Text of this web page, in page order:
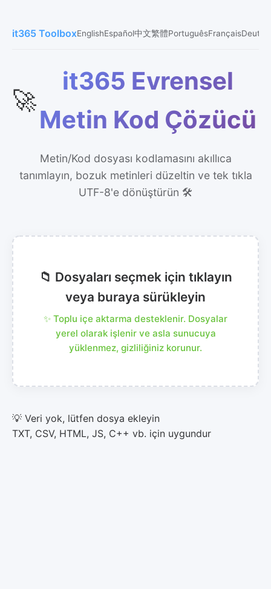
it365 ToolboxEnglishEspañol中文繁體PortuguêsFrançais
🚀
it365 Evrensel
Metin Kod Çözücü
Metin/Kod dosyası kodlamasını akıllıca
tanımlayın, bozuk metinleri düzeltin ve tek tıkla
UTF-8'e dönüştürün 🛠️
📁 Dosyaları seçmek için tıklayın
veya buraya sürükleyin
✨ Toplu içe aktarma desteklenir. Dosyalar
yerel olarak işlenir ve asla sunucuya
yüklenmez, gizliliğiniz korunur.
💡 Veri yok, lütfen dosya ekleyin
TXT, CSV, HTML, JS, C++ vb. için uygundur